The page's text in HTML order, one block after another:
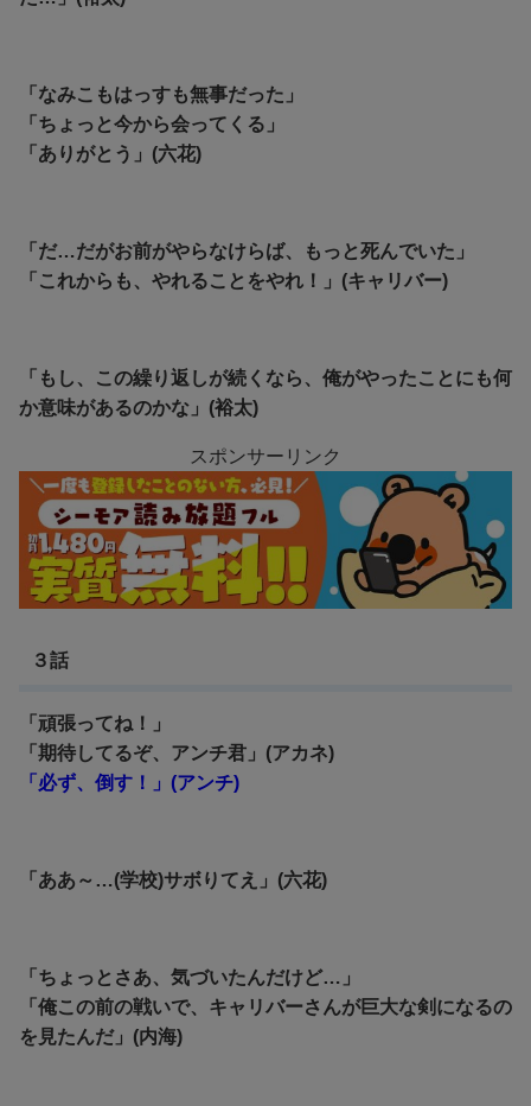
「なみこもはっすも無事だった」
「ちょっと今から会ってくる」
「ありがとう」(六花)
「だ…だがお前がやらなけらば、もっと死んでいた」
「これからも、やれることをやれ！」(キャリバー)
「もし、この繰り返しが続くなら、俺がやったことにも何
か意味があるのかな」(裕太)
スポンサーリンク
３話
「頑張ってね！」
「期待してるぞ、アンチ君」(アカネ)
「必ず、倒す！」(アンチ)
「ああ～…(学校)サボりてえ」(六花)
「ちょっとさあ、気づいたんだけど…」
「俺この前の戦いで、キャリバーさんが巨大な剣になるの
を見たんだ」(内海)